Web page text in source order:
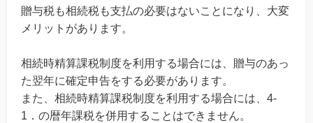
贈与税も相続税も支払の必要はないことになり、大変
メリットがあります。
相続時精算課税制度を利用する場合には、贈与のあっ
た翌年に確定申告をする必要があります。
また、相続時精算課税制度を利用する場合には、4-
1．の暦年課税を併用することはできません。